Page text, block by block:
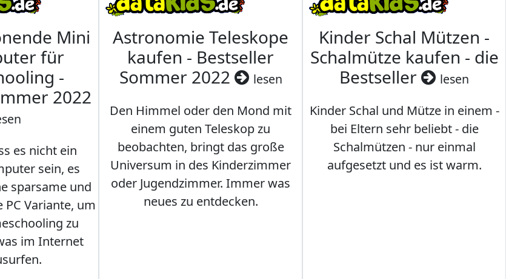
Mini
für
-
2022
es nicht ein
sein, es
sparsame und
Variante, um
zu
im Internet
Astronomie Teleskope
kaufen - Bestseller
Sommer 2022
lesen
Den Himmel oder den Mond mit
einem guten Teleskop zu
beobachten, bringt das große
Universum in des Kinderzimmer
oder Jugendzimmer. Immer was
neues zu entdecken.
Kinder Schal Mützen -
Schalmütze kaufen - die
Bestseller
lesen
Kinder Schal und Mütze in einem -
bei Eltern sehr beliebt - die
Schalmützen - nur einmal
aufgesetzt und es ist warm.